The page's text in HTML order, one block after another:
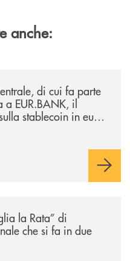
anche:
di cui fa parte
a EUR.BANK, il
stablecoin in euro
la Rata” di
che si fa in due